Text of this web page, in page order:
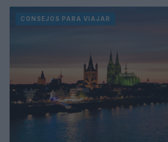
CONSEJOS PARA VIAJAR